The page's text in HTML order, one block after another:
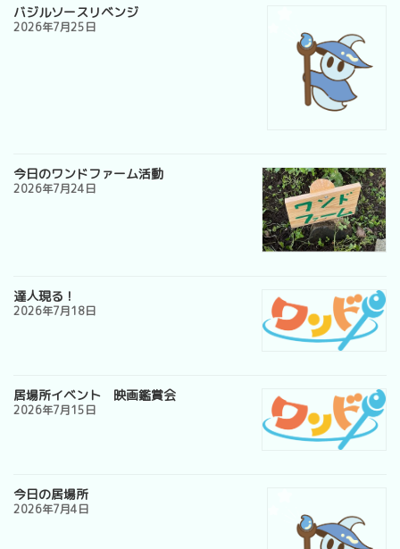
バジルソースリベンジ
2026年7月25日
今日のワンドファーム活動
2026年7月24日
達人現る！
2026年7月18日
居場所イベント 映画鑑賞会
2026年7月15日
今日の居場所
2026年7月4日